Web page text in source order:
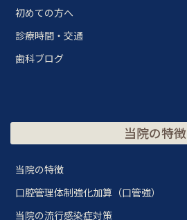
初めての方へ
診療時間・交通
歯科ブログ
当院の特徴
当院の特徴
口腔管理体制強化加算（口管強）
当院の流行感染症対策